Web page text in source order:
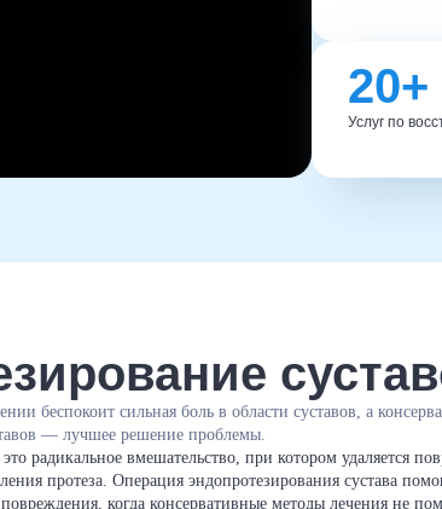
20+
Услуг по
беспокоит сильная боль в области суставов, а
— лучшее решение проблемы.
радикальное вмешательство, при котором удаляется
протеза. Операция эндопротезирования сустава
когда консервативные методы лечения не